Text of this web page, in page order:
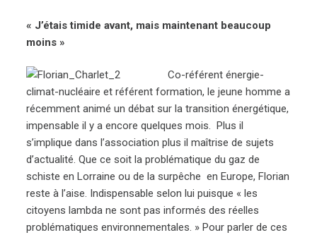
« J’étais timide avant, mais maintenant beaucoup
moins »
Co-référent énergie-
climat-nucléaire et référent formation, le jeune homme a
récemment animé un débat sur la transition énergétique,
impensable il y a encore quelques mois. Plus il
s’implique dans l’association plus il maîtrise de sujets
d’actualité. Que ce soit la problématique du gaz de
schiste en Lorraine ou de la surpêche en Europe, Florian
reste à l’aise. Indispensable selon lui puisque « les
citoyens lambda ne sont pas informés des réelles
problématiques environnementales. » Pour parler de ces